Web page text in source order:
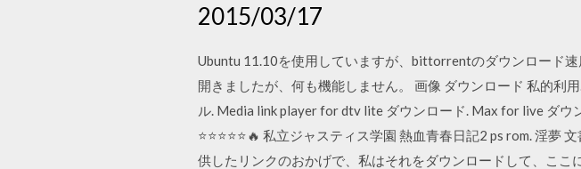
2015/03/17
Ubuntu 11.10を使用していますが、bittorrentのダウンロード
開きましたが、何も機能しません。 画像 ダウンロード 私的利
ル. Media link player for dtv lite ダウンロード. Max for live ダ
⭐⭐⭐⭐⭐🔥 私立ジャスティス学園 熱血青春日記2 ps rom. 淫夢
供したリンクのおかげで、私はそれをダウンロードして、こ